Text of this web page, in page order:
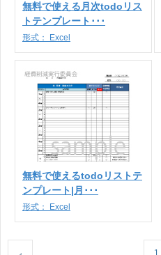
無料で使える月次todoリス
トテンプレート･･･
形式： Excel
無料で使えるtodoリストテ
ンプレート|月･･･
形式： Excel
1